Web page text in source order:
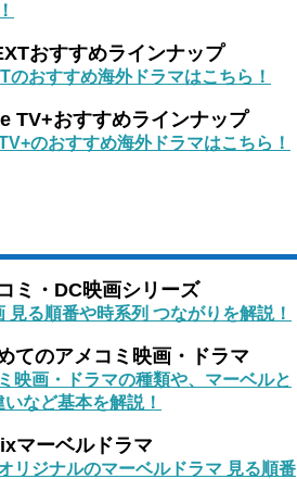
おすすめラインナップ
のおすすめ海外ドラマはこちら！
TV+おすすめラインナップ
のおすすめ海外ドラマはこちら！
ミ・DC映画シリーズ
見る順番や時系列 つながりを解説！
てのアメコミ映画・ドラマ
映画・ドラマの種類や、マーベルと
いなど基本を解説！
マーベルドラマ
リジナルのマーベルドラマ 見る順番